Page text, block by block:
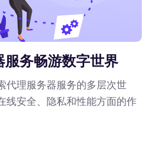
务畅游数字世界
代理服务器服务的多层次世
线安全、隐私和性能方面的作